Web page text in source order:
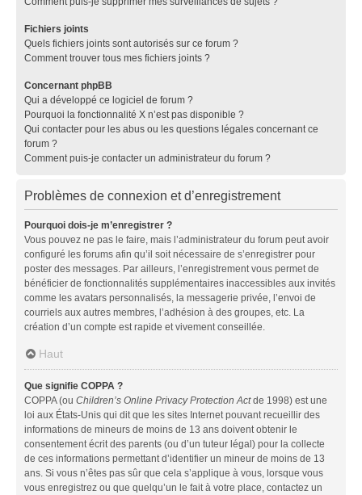
Fichiers joints
Quels fichiers joints sont autorisés sur ce forum ?
Comment trouver tous mes fichiers joints ?
Concernant phpBB
Qui a développé ce logiciel de forum ?
Pourquoi la fonctionnalité X n’est pas disponible ?
Qui contacter pour les abus ou les questions légales concernant ce
forum ?
Comment puis-je contacter un administrateur du forum ?
Problèmes de connexion et d’enregistrement
Pourquoi dois-je m’enregistrer ?
Vous pouvez ne pas le faire, mais l’administrateur du forum peut avoir
configuré les forums afin qu’il soit nécessaire de s’enregistrer pour
poster des messages. Par ailleurs, l’enregistrement vous permet de
bénéficier de fonctionnalités supplémentaires inaccessibles aux invités
comme les avatars personnalisés, la messagerie privée, l’envoi de
courriels aux autres membres, l’adhésion à des groupes, etc. La
création d’un compte est rapide et vivement conseillée.
Haut
Que signifie COPPA ?
COPPA (ou Children’s Online Privacy Protection Actde 1998) est une
loi aux États-Unis qui dit que les sites Internet pouvant recueillir des
informations de mineurs de moins de 13 ans doivent obtenir le
consentement écrit des parents (ou d’un tuteur légal) pour la collecte
de ces informations permettant d’identifier un mineur de moins de 13
ans. Si vous n’êtes pas sûr que cela s’applique à vous, lorsque vous
vous enregistrez ou que quelqu’un le fait à votre place, contactez un